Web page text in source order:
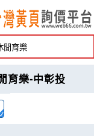
育樂-中彰投